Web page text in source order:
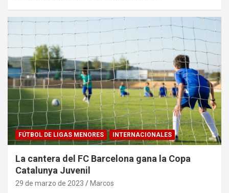
FÚTBOL DE LIGAS MENORES INTERNACIONALES
La cantera del FC Barcelona gana la Copa
Catalunya Juvenil
29 de marzo de 2023 Marcos